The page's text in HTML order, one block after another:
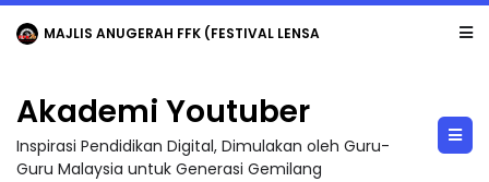
MAJLIS ANUGERAH FFK (FESTIVAL LENSA PENDIDIKAN - FLeP) 2026
Akademi Youtuber
Inspirasi Pendidikan Digital, Dimulakan oleh Guru-
Guru Malaysia untuk Generasi Gemilang